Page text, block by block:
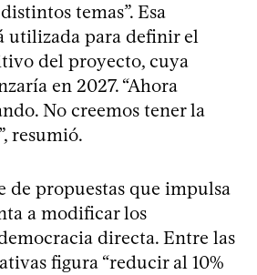
temas”. Esa
utilizada para definir el
del proyecto, cuya
en 2027. “Ahora
No creemos tener la
resumió.
de propuestas que impulsa
a modificar los
directa. Entre las
figura “reducir al 10%